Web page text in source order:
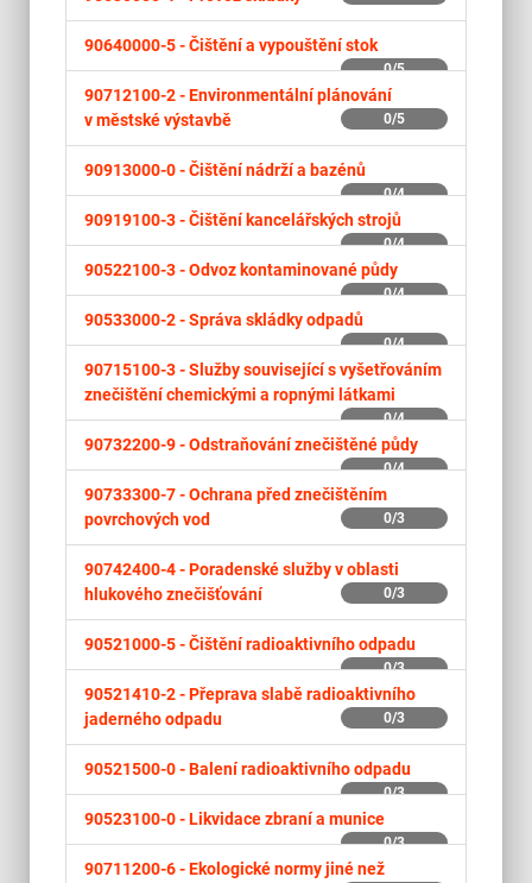
90640000-5 -Čištění a vypouštění stok
0/5
90712100-2 -Environmentální plánování
v městské výstavbě
0/5
90913000-0 -Čištění nádrží a bazénů
0/4
90919100-3 -Čištění kancelářských strojů
0/4
90522100-3 -Odvoz kontaminované půdy
0/4
90533000-2 -Správa skládky odpadů
0/4
90715100-3 -Služby související s vyšetřováním
znečištění chemickými a ropnými látkami
0/4
90732200-9 -Odstraňování znečištěné půdy
0/4
90733300-7 -Ochrana před znečištěním
povrchových vod
0/3
90742400-4 -Poradenské služby v oblasti
hlukového znečišťování
0/3
90521000-5 -Čištění radioaktivního odpadu
0/3
90521410-2 -Přeprava slabě radioaktivního
jaderného odpadu
0/3
90521500-0 -Balení radioaktivního odpadu
0/3
90523100-0 -Likvidace zbraní a munice
0/3
90711200-6 -Ekologické normy jiné než